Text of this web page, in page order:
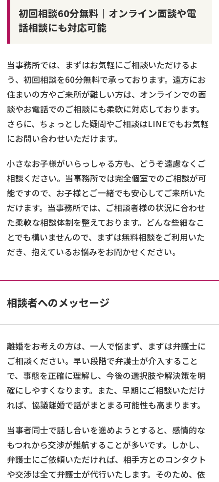
初回相談60分無料｜オンライン面談や電
話相談にも対応可能
当事務所では、まずはお気軽にご相談いただけるよ
う、初回相談を60分無料で承っております。遠方にお
住まいの方やご来所が難しい方は、オンラインでの面
談やお電話でのご相談にも柔軟に対応しております。
さらに、ちょっとした疑問やご相談はLINEでもお気軽
にお問い合わせいただけます。
小さなお子様がいらっしゃる方も、どうぞ遠慮なくご
相談ください。当事務所では完全個室でのご相談が可
能ですので、お子様とご一緒でも安心してご来所いた
だけます。当事務所では、ご相談者様の状況に合わせ
た柔軟な相談体制を整えております。どんな些細なこ
とでも構いませんので、まずは無料相談をご利用いた
だき、抱えているお悩みをお聞かせください。
相談者へのメッセージ
離婚をお考えの方は、一人で悩まず、まずは弁護士に
ご相談ください。早い段階で弁護士が介入すること
で、事態を正確に理解し、今後の選択肢や解決策を明
確にしやすくなります。また、早期にご相談いただけ
れば、協議離婚で話がまとまる可能性も高まります。
当事者同士で話し合いを進めようとすると、感情的な
もつれから交渉が難航することが多いです。しかし、
弁護士にご依頼いただければ、相手方とのコンタクト
や交渉は全て弁護士が代行いたします。そのため、依